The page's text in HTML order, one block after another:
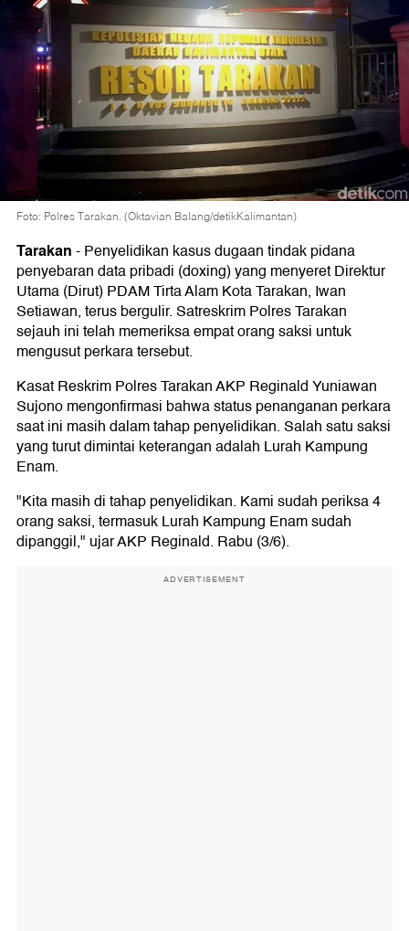
Foto: Polres Tarakan. (Oktavian Balang/detikKalimantan)
Tarakan-Penyelidikan kasus dugaan tindak pidana
penyebaran data pribadi (doxing) yang menyeret Direktur
Utama (Dirut) PDAM Tirta Alam Kota Tarakan, Iwan
Setiawan, terus bergulir. Satreskrim Polres Tarakan
sejauh ini telah memeriksa empat orang saksi untuk
mengusut perkara tersebut.
Kasat Reskrim Polres Tarakan AKP Reginald Yuniawan
Sujono mengonfirmasi bahwa status penanganan perkara
saat ini masih dalam tahap penyelidikan. Salah satu saksi
yang turut dimintai keterangan adalah Lurah Kampung
Enam.
"Kita masih di tahap penyelidikan. Kami sudah periksa 4
orang saksi, termasuk Lurah Kampung Enam sudah
dipanggil," ujar AKP Reginald. Rabu (3/6).
ADVERTISEMENT